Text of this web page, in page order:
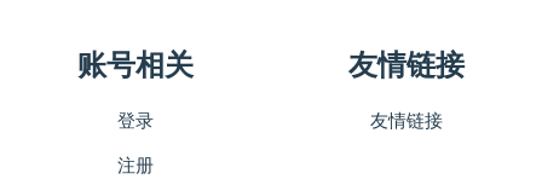
账号相关
登录
注册
友情链接
友情链接